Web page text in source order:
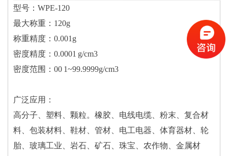
型号：WPE-120
最大称重：120g
称重精度：0.001g
密度精度：0.0001 g/cm3
密度范围：00 1~99.9999g/cm3
广泛应用：
高分子、塑料、颗粒。橡胶、电线电缆、粉末、复合材
料、包装材料、鞋材、管材、电工电器、体育器材、轮
胎、玻璃工业、岩石、矿石、珠宝、农作物、金属材